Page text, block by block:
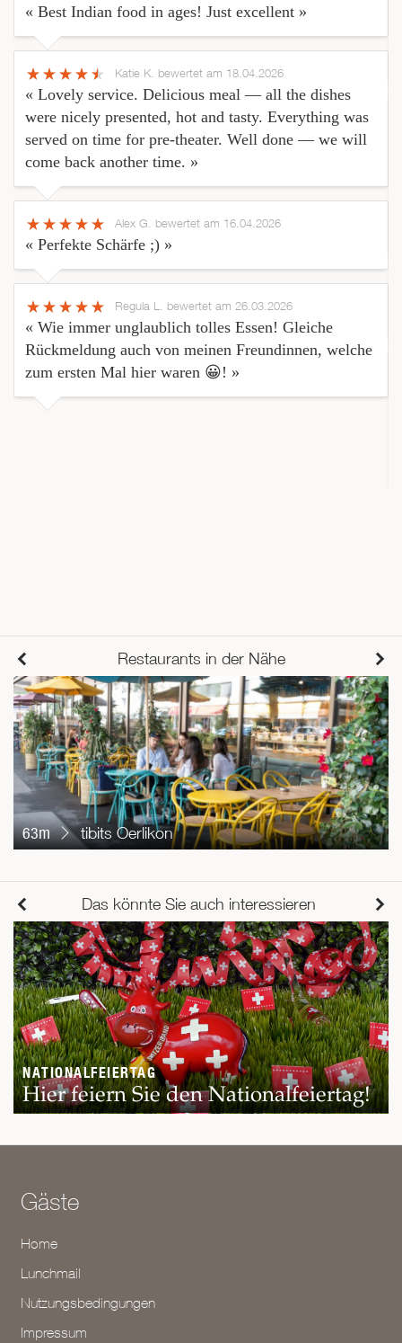
« Best Indian food in ages! Just excellent »
Katie K. bewertet am 18.04.2026
« Lovely service. Delicious meal — all the dishes
were nicely presented, hot and tasty. Everything was
served on time for pre-theater. Well done — we will
come back another time. »
Alex G. bewertet am 16.04.2026
« Perfekte Schärfe ;) »
Regula L. bewertet am 26.03.2026
« Wie immer unglaublich tolles Essen! Gleiche
Rückmeldung auch von meinen Freundinnen, welche
zum ersten Mal hier waren 😀! »
Restaurants in der Nähe
63m tibits Oerlikon
Das könnte Sie auch interessieren
NATIONALFEIERTAG
Hier feiern Sie den Nationalfeiertag!
Gäste
Home
Lunchmail
Nutzungsbedingungen
Impressum